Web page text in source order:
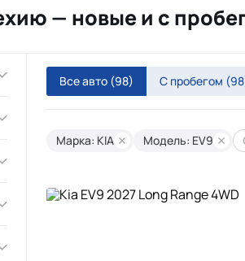
— новые и с
Все авто (98) С пробегом
Марка: KIA Модель: EV9